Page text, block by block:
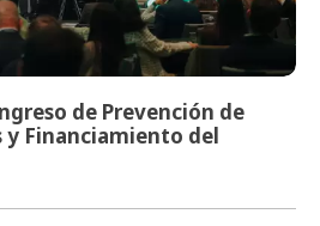
de Prevención de
y Financiamiento del